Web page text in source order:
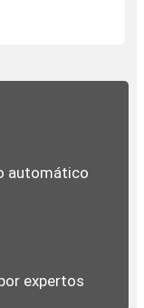
automático
expertos